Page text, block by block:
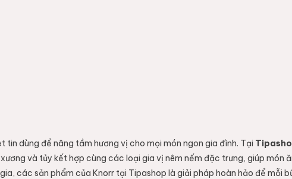
dùng để nâng tầm hương vị cho mọi món ngon gia đình. Tại
và tủy kết hợp cùng các loại gia vị nêm nếm đặc trưng, giúp món
các sản phẩm của Knorr tại Tipashop là giải pháp hoàn hảo để mỗi